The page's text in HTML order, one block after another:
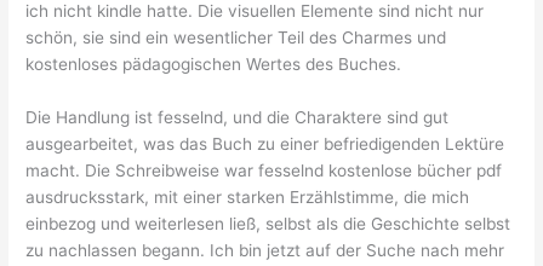
ich nicht kindle hatte. Die visuellen Elemente sind nicht nur
schön, sie sind ein wesentlicher Teil des Charmes und
kostenloses pädagogischen Wertes des Buches.
Die Handlung ist fesselnd, und die Charaktere sind gut
ausgearbeitet, was das Buch zu einer befriedigenden Lektüre
macht. Die Schreibweise war fesselnd kostenlose bücher pdf
ausdrucksstark, mit einer starken Erzählstimme, die mich
einbezog und weiterlesen ließ, selbst als die Geschichte selbst
zu nachlassen begann. Ich bin jetzt auf der Suche nach mehr